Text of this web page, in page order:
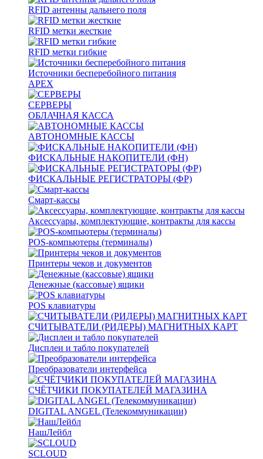
RFID антенны дальнего поля
RFID метки жесткие
RFID метки гибкие
Источники бесперебойного питания
APEX
СЕРВЕРЫ
ОБЛАЧНАЯ КАССА
АВТОНОМНЫЕ КАССЫ
ФИСКАЛЬНЫЕ НАКОПИТЕЛИ (ФН)
ФИСКАЛЬНЫЕ РЕГИСТРАТОРЫ (ФР)
Смарт-кассы
Аксессуары, комплектующие, контракты для кассы
POS-компьютеры (терминалы)
Принтеры чеков и документов
Денежные (кассовые) ящики
POS клавиатуры
СЧИТЫВАТЕЛИ (РИДЕРЫ) МАГНИТНЫХ КАРТ
Дисплеи и табло покупателей
Преобразователи интерфейса
СЧЁТЧИКИ ПОКУПАТЕЛЕЙ МАГАЗИНА
DIGITAL ANGEL (Телекоммуникации)
НашЛейбл
SCLOUD